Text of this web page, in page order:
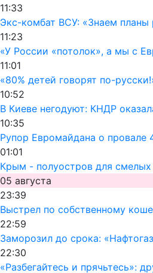
11:33
Экс-комбат ВСУ: «Знаем планы
11:23
«У России «потолок», а мы с
11:01
«80% детей говорят по-
10:52
В Киеве негодуют: КНДР
10:35
Рупор Евромайдана о провале
01:01
Крым - полуостров для
05 августа
23:39
Выстрел по собственному
22:59
Заморозил до срока:
22:30
«Разбегайтесь и прячьтесь»: